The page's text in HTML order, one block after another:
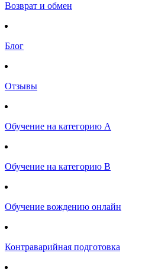
Возврат и обмен
Блог
Отзывы
Обучение на категорию А
Обучение на категорию B
Обучение вождению онлайн
Контраварийная подготовка